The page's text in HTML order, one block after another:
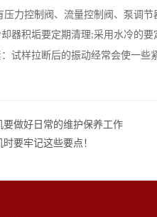
压力控制阀、流量控制阀、泵调
器积垢要定期清理;采用水冷的要
试样拉断后的振动经常会使一
做好日常的维护保养工作
要牢记这些要点！